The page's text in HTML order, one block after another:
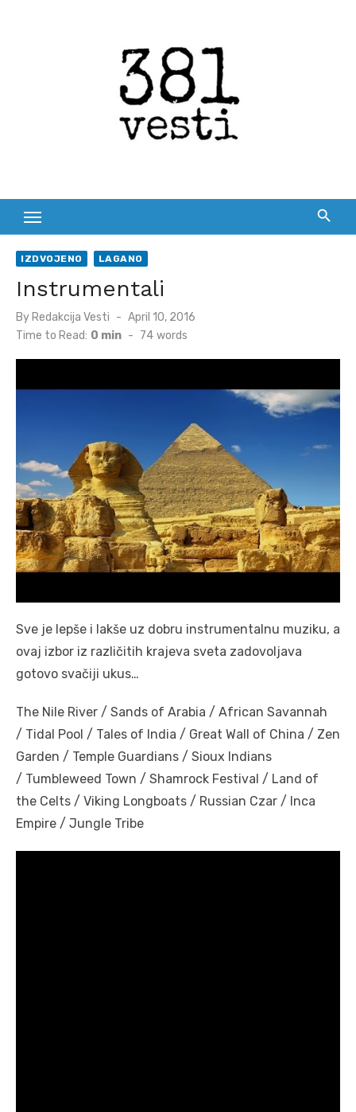
IZDVOJENO LAGANO
Instrumentali
By Redakcija Vesti
Posted
April 10, 2016
Time to Read: 0 min - 74 words
Sve je lepše i lakše uz dobru instrumentalnu muziku, a
ovaj izbor iz različitih krajeva sveta zadovoljava
gotovo svačiji ukus…
The Nile River / Sands of Arabia / African Savannah
/ Tidal Pool / Tales of India / Great Wall of China / Zen
Garden / Temple Guardians / Sioux Indians
/ Tumbleweed Town / Shamrock Festival / Land of
the Celts / Viking Longboats / Russian Czar / Inca
Empire / Jungle Tribe